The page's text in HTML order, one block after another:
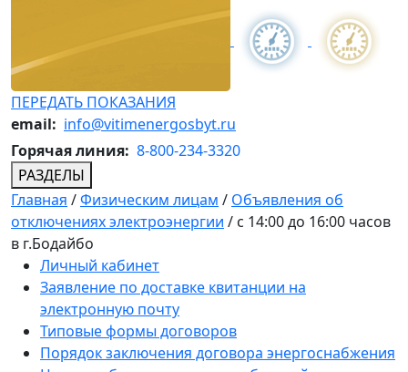
ПЕРЕДАТЬ ПОКАЗАНИЯ
email: info@vitimenergosbyt.ru
Горячая линия: 8-800-234-3320
РАЗДЕЛЫ
Главная /Физическим лицам / Объявления об
отключениях электроэнергии / с 14:00 до 16:00 часов
в г.Бодайбо
Личный кабинет
Заявление по доставке квитанции на
электронную почту
Типовые формы договоров
Порядок заключения договора энергоснабжения